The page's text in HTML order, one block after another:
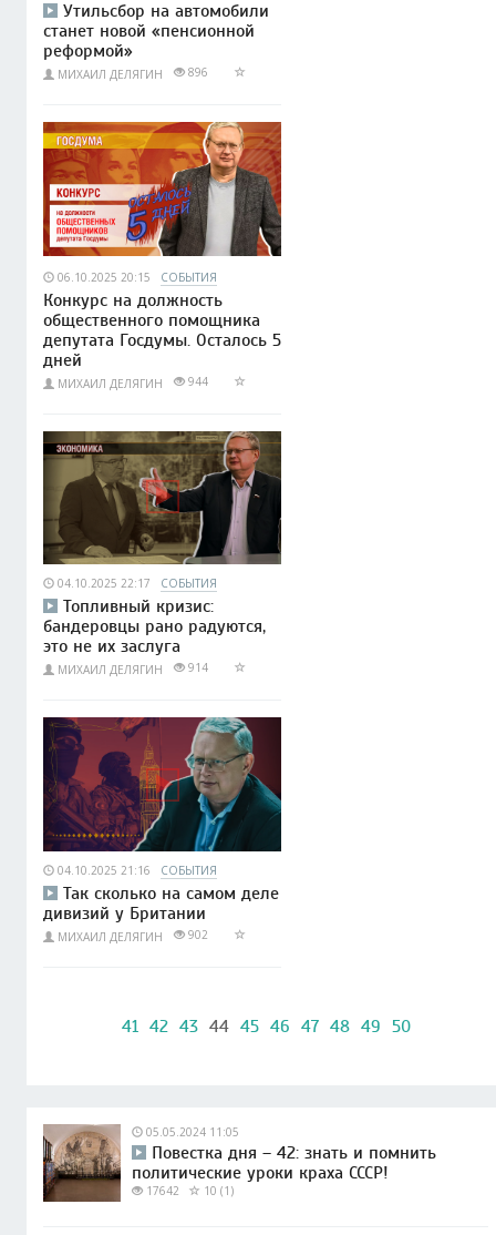
Утильсбор на автомобили
станет новой «пенсионной
реформой»
МИХАИЛ ДЕЛЯГИН 896
06.10.2025 20:15 СОБЫТИЯ
Конкурс на должность
общественного помощника
депутата Госдумы. Осталось 5
дней
МИХАИЛ ДЕЛЯГИН 944
04.10.2025 22:17 СОБЫТИЯ
Топливный кризис:
бандеровцы рано радуются,
это не их заслуга
МИХАИЛ ДЕЛЯГИН 914
04.10.2025 21:16 СОБЫТИЯ
Так сколько на самом деле
дивизий у Британии
МИХАИЛ ДЕЛЯГИН 902
41 42 43 44 45 46 47 48 49 50
05.05.2024 11:05
Повестка дня – 42: знать и помнить
политические уроки краха СССР!
17642 10 (1)